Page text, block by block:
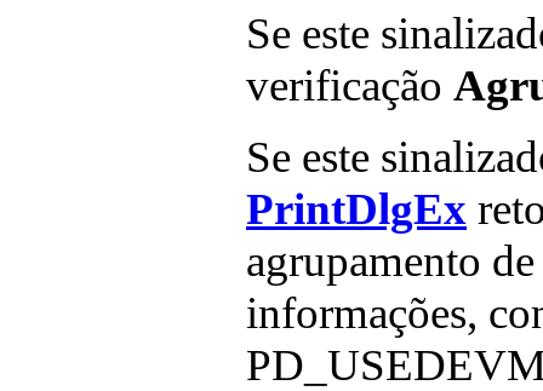
Se este
verificação
Se este
PrintDlgEx
agrupamento
informações,